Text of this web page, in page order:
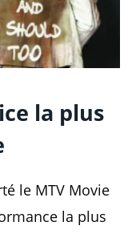
la plus
le MTV Movie
la plus